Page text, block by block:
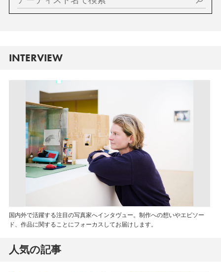
INTERVIEW
国内外で活躍する注目の写真家へインタヴュー。制作への想いやエピソー
ド、作品に関することにフォーカスしてお届けします。
人気の記事